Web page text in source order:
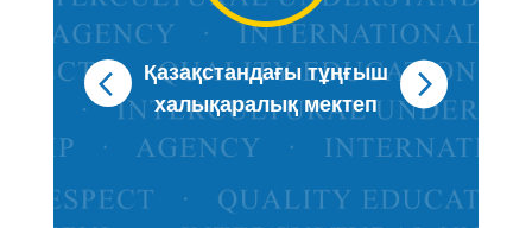
Қазақстандағы тұңғыш
халықаралық мектеп